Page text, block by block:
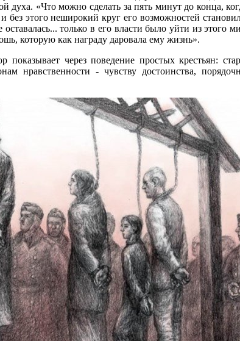
духа. «Что можно сделать за пять минут до конца,
без этого неширокий круг его возможностей
только в его власти было уйти из этого
которую как награду даровала ему жизнь».
через поведение простых крестьян:
нравственности - чувству достоинства,